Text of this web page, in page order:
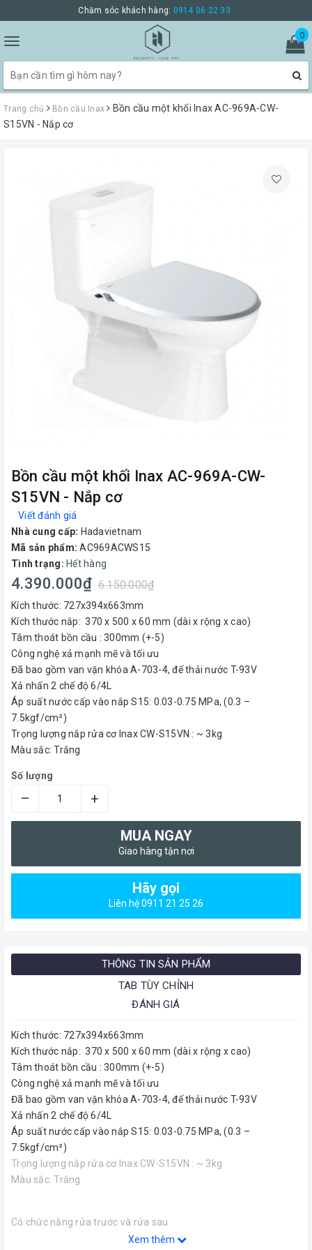
Chăm sóc khách hàng: 0914 06 22 33
Toggle
navigation
0
Trang chủ Bồn cầu Inax
Bồn cầu một khối Inax AC-969A-CW-
S15VN - Nắp cơ
Bồn cầu một khối Inax AC-969A-CW-
S15VN - Nắp cơ
Viết đánh giá
Nhà cung cấp: Hadavietnam
Mã sản phẩm: AC969ACWS15
Tình trạng: Hết hàng
4.390.000₫ 6.150.000₫
Kích thước: 727x394x663mm
Kích thước nắp: 370 x 500 x 60 mm (dài x rộng x cao)
Tâm thoát bồn cầu : 300mm (+-5)
Công nghệ xả mạnh mẽ và tối ưu
Đã bao gồm van vặn khóa A-703-4, đế thải nước T-93V
Xả nhấn 2 chế độ 6/4L
Áp suất nước cấp vào nắp S15: 0.03-0.75 MPa, (0.3 –
7.5kgf/cm²)
Trọng lượng nắp rửa cơ Inax CW-S15VN : ~ 3kg
Màu sắc: Trắng
Số lượng
– +
MUA NGAY
Giao hàng tận nơi
Hãy gọi
Liên hệ 0911 21 25 26
THÔNG TIN SẢN PHẨM
TAB TÙY CHỈNH
ĐÁNH GIÁ
Kích thước: 727x394x663mm
Kích thước nắp: 370 x 500 x 60 mm (dài x rộng x cao)
Tâm thoát bồn cầu : 300mm (+-5)
Công nghệ xả mạnh mẽ và tối ưu
Đã bao gồm van vặn khóa A-703-4, đế thải nước T-93V
Xả nhấn 2 chế độ 6/4L
Áp suất nước cấp vào nắp S15: 0.03-0.75 MPa, (0.3 –
7.5kgf/cm²)
Trọng lượng nắp rửa cơ Inax CW-S15VN : ~ 3kg
Màu sắc: Trắng
Có chức năng rửa trước và rửa sau
Xem thêm